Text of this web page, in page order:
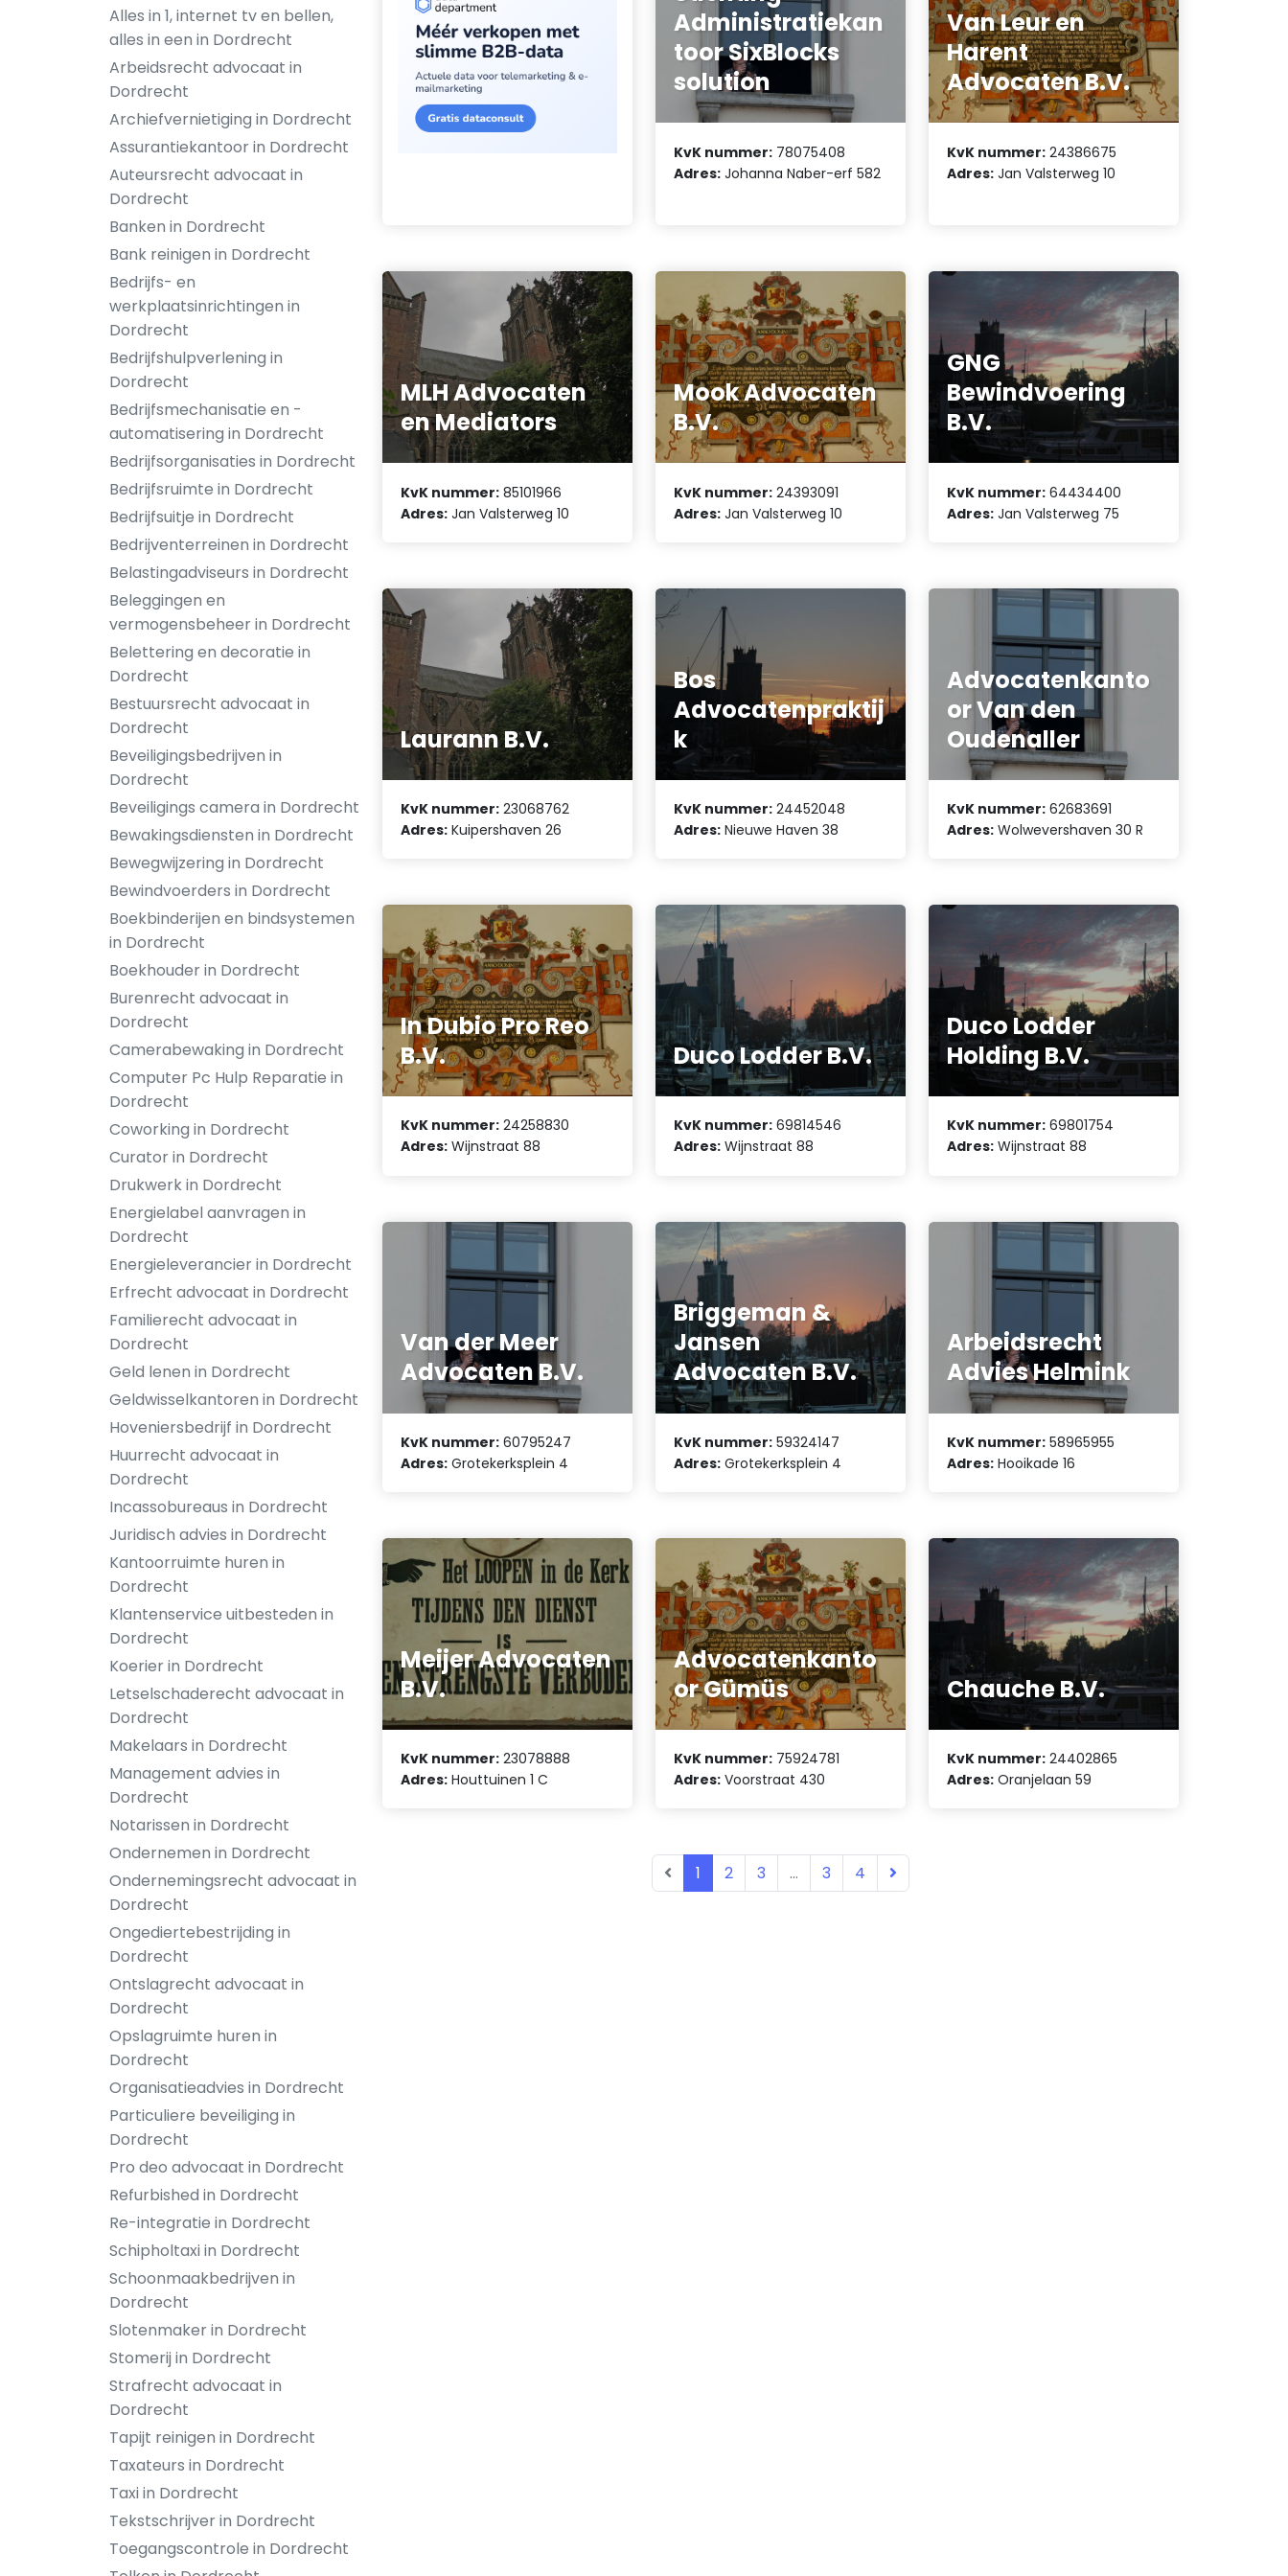
Alles in 1, internet tv en bellen,
alles in een in Dordrecht
Arbeidsrecht advocaat in
Dordrecht
Archiefvernietiging in Dordrecht
Assurantiekantoor in Dordrecht
Auteursrecht advocaat in
Dordrecht
Banken in Dordrecht
Bank reinigen in Dordrecht
Bedrijfs- en
werkplaatsinrichtingen in
Dordrecht
Bedrijfshulpverlening in
Dordrecht
Bedrijfsmechanisatie en -
automatisering in Dordrecht
Bedrijfsorganisaties in Dordrecht
Bedrijfsruimte in Dordrecht
Bedrijfsuitje in Dordrecht
Bedrijventerreinen in Dordrecht
Belastingadviseurs in Dordrecht
Beleggingen en
vermogensbeheer in Dordrecht
Belettering en decoratie in
Dordrecht
Bestuursrecht advocaat in
Dordrecht
Beveiligingsbedrijven in
Dordrecht
Beveiligings camera in Dordrecht
Bewakingsdiensten in Dordrecht
Bewegwijzering in Dordrecht
Bewindvoerders in Dordrecht
Boekbinderijen en bindsystemen
in Dordrecht
Boekhouder in Dordrecht
Burenrecht advocaat in
Dordrecht
Camerabewaking in Dordrecht
Computer Pc Hulp Reparatie in
Dordrecht
Coworking in Dordrecht
Curator in Dordrecht
Drukwerk in Dordrecht
Energielabel aanvragen in
Dordrecht
Energieleverancier in Dordrecht
Erfrecht advocaat in Dordrecht
Familierecht advocaat in
Dordrecht
Geld lenen in Dordrecht
Geldwisselkantoren in Dordrecht
Hoveniersbedrijf in Dordrecht
Huurrecht advocaat in
Dordrecht
Incassobureaus in Dordrecht
Juridisch advies in Dordrecht
Kantoorruimte huren in
Dordrecht
Klantenservice uitbesteden in
Dordrecht
Koerier in Dordrecht
Letselschaderecht advocaat in
Dordrecht
Makelaars in Dordrecht
Management advies in
Dordrecht
Notarissen in Dordrecht
Ondernemen in Dordrecht
Ondernemingsrecht advocaat in
Dordrecht
Ongediertebestrijding in
Dordrecht
Ontslagrecht advocaat in
Dordrecht
Opslagruimte huren in
Dordrecht
Organisatieadvies in Dordrecht
Particuliere beveiliging in
Dordrecht
Pro deo advocaat in Dordrecht
Refurbished in Dordrecht
Re-integratie in Dordrecht
Schipholtaxi in Dordrecht
Schoonmaakbedrijven in
Dordrecht
Slotenmaker in Dordrecht
Stomerij in Dordrecht
Strafrecht advocaat in
Dordrecht
Tapijt reinigen in Dordrecht
Taxateurs in Dordrecht
Taxi in Dordrecht
Tekstschrijver in Dordrecht
Toegangscontrole in Dordrecht
Administratiekan
toor SixBlocks
solution
KvK nummer: 78075408
Adres: Johanna Naber-erf 582
Van Leur en
Harent
Advocaten B.V.
KvK nummer: 24386675
Adres: Jan Valsterweg 10
MLH Advocaten
en Mediators
KvK nummer: 85101966
Adres: Jan Valsterweg 10
Mook Advocaten
B.V.
KvK nummer: 24393091
Adres: Jan Valsterweg 10
GNG
Bewindvoering
B.V.
KvK nummer: 64434400
Adres: Jan Valsterweg 75
Laurann B.V.
KvK nummer: 23068762
Adres: Kuipershaven 26
Bos
Advocatenpraktij
k
KvK nummer: 24452048
Adres: Nieuwe Haven 38
Advocatenkanto
or Van den
Oudenaller
KvK nummer: 62683691
Adres: Wolwevershaven 30 R
In Dubio Pro Reo
B.V.
KvK nummer: 24258830
Adres: Wijnstraat 88
Duco Lodder B.V.
KvK nummer: 69814546
Adres: Wijnstraat 88
Duco Lodder
Holding B.V.
KvK nummer: 69801754
Adres: Wijnstraat 88
Van der Meer
Advocaten B.V.
KvK nummer: 60795247
Adres: Grotekerksplein 4
Briggeman &
Jansen
Advocaten B.V.
KvK nummer: 59324147
Adres: Grotekerksplein 4
Arbeidsrecht
Advies Helmink
KvK nummer: 58965955
Adres: Hooikade 16
Meijer Advocaten
B.V.
KvK nummer: 23078888
Adres: Houttuinen 1 C
Advocatenkanto
or Gümüs
KvK nummer: 75924781
Adres: Voorstraat 430
Chauche B.V.
KvK nummer: 24402865
Adres: Oranjelaan 59
1 2 3 ... 3 4